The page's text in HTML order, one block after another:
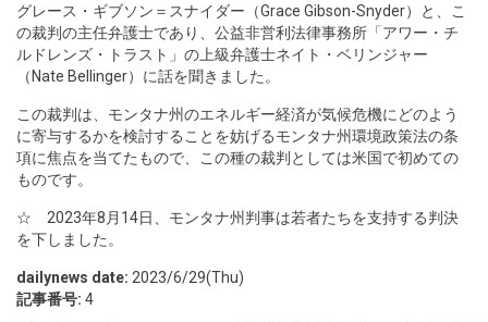
グレース・ギブソン＝スナイダー（Grace Gibson-Snyder）と、こ
の裁判の主任弁護士であり、公益非営利法律事務所「アワー・チ
ルドレンズ・トラスト」の上級弁護士ネイト・ベリンジャー
（Nate Bellinger）に話を聞きました。
この裁判は、モンタナ州のエネルギー経済が気候危機にどのよう
に寄与するかを検討することを妨げるモンタナ州環境政策法の条
項に焦点を当てたもので、この種の裁判としては米国で初めての
ものです。
☆ 2023年8月14日、モンタナ州判事は若者たちを支持する判決
を下しました。
dailynews date: 2023/6/29(Thu)
記事番号: 4